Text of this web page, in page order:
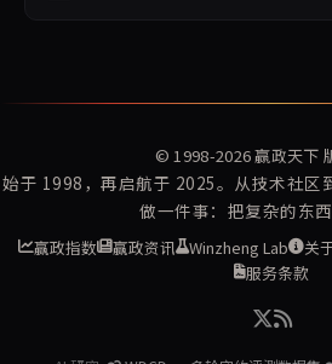
© 1998-2026赢政天下
始于 1998，再启航于 2025。从技术社区
做一件事：把复杂的东西
赢政指数 赢政资讯 Winzheng Lab 关
服务条款